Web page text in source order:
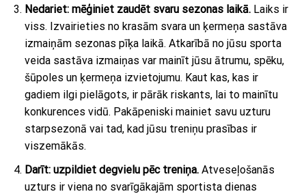
Nedariet: mēģiniet zaudēt svaru sezonas laikā.Laiks ir
viss. Izvairieties no krasām svara un ķermeņa sastāva
izmaiņām sezonas pīķa laikā. Atkarībā no jūsu sporta
veida sastāva izmaiņas var mainīt jūsu ātrumu, spēku,
šūpoles un ķermeņa izvietojumu. Kaut kas, kas ir
gadiem ilgi pielāgots, ir pārāk riskants, lai to mainītu
konkurences vidū. Pakāpeniski mainiet savu uzturu
starpsezonā vai tad, kad jūsu treniņu prasības ir
viszemākās.
Darīt: uzpildiet degvielu pēc treniņa.Atveseļošanās
uzturs ir viena no svarīgākajām sportista dienas